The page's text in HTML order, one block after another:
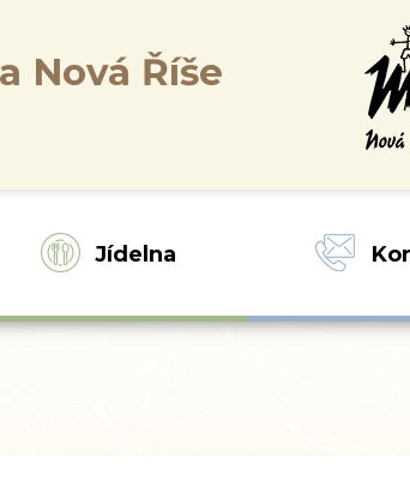
Nová Říše
Jídelna